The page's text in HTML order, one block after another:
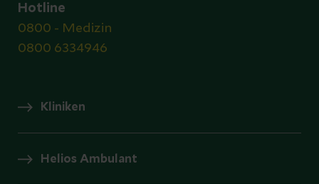
Hotline
0800 - Medizin
0800 6334946
Kliniken
Helios Ambulant